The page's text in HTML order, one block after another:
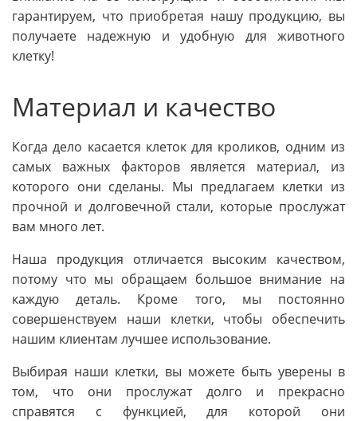
гарантируем, что приобретая нашу продукцию, вы
получаете надежную и удобную для животного
клетку!
Материал и качество
Когда дело касается клеток для кроликов, одним из
самых важных факторов является материал, из
которого они сделаны. Мы предлагаем клетки из
прочной и долговечной стали, которые прослужат
вам много лет.
Наша продукция отличается высоким качеством,
потому что мы обращаем большое внимание на
каждую деталь. Кроме того, мы постоянно
совершенствуем наши клетки, чтобы обеспечить
нашим клиентам лучшее использование.
Выбирая наши клетки, вы можете быть уверены в
том, что они прослужат долго и прекрасно
справятся с функцией, для которой они